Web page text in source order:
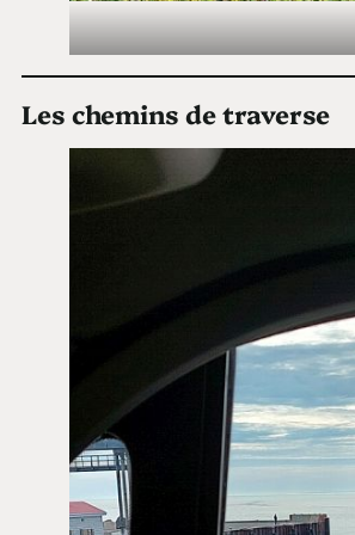
Les chemins de traverse